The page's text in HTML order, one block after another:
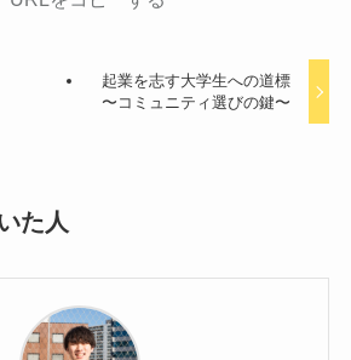
起業を志す大学生への道標
〜コミュニティ選びの鍵〜
た人